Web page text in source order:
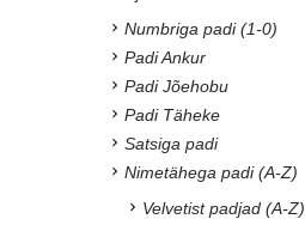
Numbriga padi (1-0)
Padi Ankur
Padi Jõehobu
Padi Täheke
Satsiga padi
Nimetähega padi (A-Z)
Velvetist padjad (A-Z)